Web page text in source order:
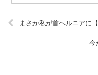
まさか私が首ヘルニアに【
今